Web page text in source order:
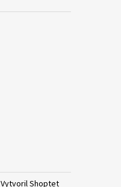
Vytvoril Shoptet